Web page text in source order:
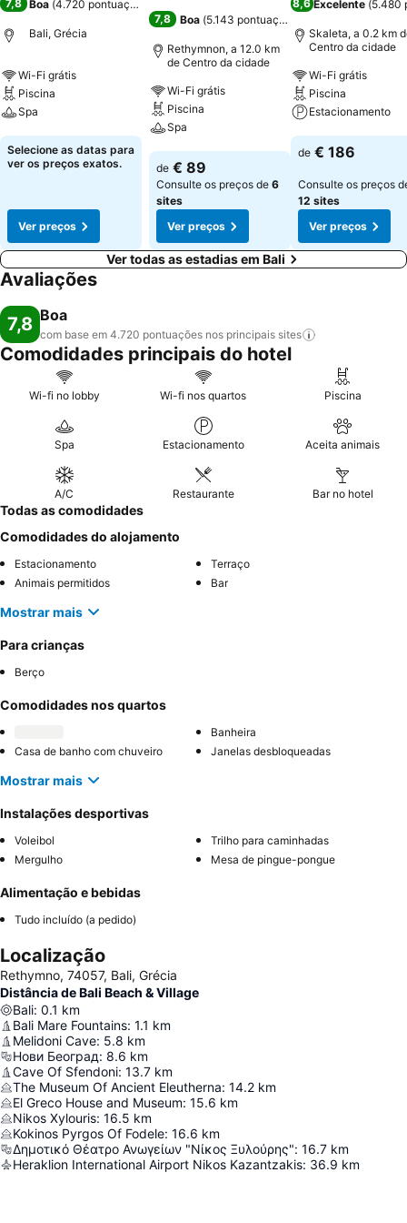
7,8 Boa (4.720 pontuações
Bali, Grécia
Wi-Fi grátis
Piscina
Spa
Ver preços
Selecione as datas para
ver os preços exatos.
Ver preços
7,8 Boa (5.143 pontuações
Rethymnon, a 12.0 km
de Centro da cidade
Wi-Fi grátis
Piscina
Spa
Ver preços
de € 89
Consulte os preços de 6
sites
Ver preços
8,6Excelente (5.480
Skaleta, a 0.2 km
Centro da cidade
Wi-Fi grátis
Piscina
Estacionamento
Ver preços
de € 186
Consulte os preços
12 sites
Ver preços
Ver todas as estadias em Bali
Avaliações
7,8 Boa
com base em 4.720 pontuações nos principais sites
Comodidades principais do hotel
Wi-fi no lobby Wi-fi nos quartos Piscina
Spa Estacionamento Aceita animais
A/C Restaurante Bar no hotel
Todas as comodidades
Comodidades do alojamento
Estacionamento
Terraço
Animais permitidos
Bar
Mostrar mais
Para crianças
Berço
Comodidades nos quartos
Banheira
Casa de banho com chuveiro
Janelas desbloqueadas
Mostrar mais
Instalações desportivas
Voleibol
Trilho para caminhadas
Mergulho
Mesa de pingue-pongue
Alimentação e bebidas
Tudo incluído (a pedido)
Localização
Rethymno, 74057, Bali, Grécia
Distância de Bali Beach & Village
Bali: 0.1 km
Bali Mare Fountains: 1.1 km
Melidoni Cave: 5.8 km
Нови Београд: 8.6 km
Cave Of Sfendoni: 13.7 km
The Museum Of Ancient Eleutherna: 14.2 km
El Greco House and Museum: 15.6 km
Nikos Xylouris: 16.5 km
Kokinos Pyrgos Of Fodele: 16.6 km
Δημοτικό Θέατρο Ανωγείων "Νίκος Ξυλούρης": 16.7 km
Heraklion International Airport Nikos Kazantzakis: 36.9 km